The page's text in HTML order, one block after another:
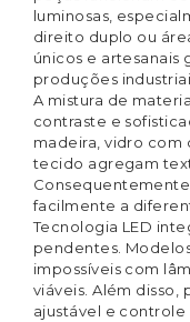
luminosas,
direito duplo ou
únicos e artesanais
produções
A mistura de
contraste e
madeira, vidro com
tecido agregam
facilmente a
Tecnologia LED
pendentes.
impossíveis com
viáveis. Além
ajustável e